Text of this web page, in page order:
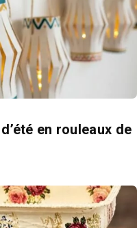
en rouleaux de